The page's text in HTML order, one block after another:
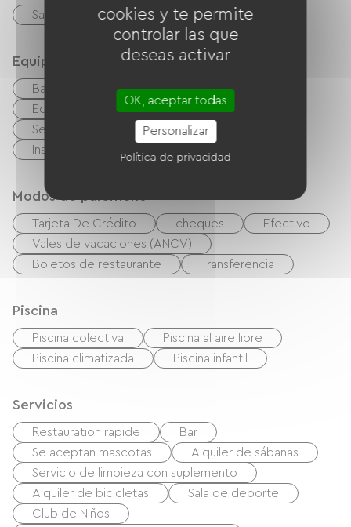
Sauna Jaccuzi
Equipos
Barbacoa
Salón de jardín
Equipo para bebés
Lavadora colectiva
Secadora colectiva
Instalaciones sanitarias comunes
Modos de paiement
Tarjeta De Crédito cheques
Efectivo
Vales de vacaciones (ANCV)
Boletos de restaurante
Transferencia
Piscina
Piscina colectiva
Piscina al aire libre
Piscina climatizada
Piscina infantil
Servicios
Restauration rapide
Bar
Se aceptan mascotas
Alquiler de sábanas
Servicio de limpieza con suplemento
Alquiler de bicicletas
Sala de deporte
Club de Niños
cookies y te permite
controlar las que
deseas activar
OK, aceptar todas
Personalizar
Política de privacidad